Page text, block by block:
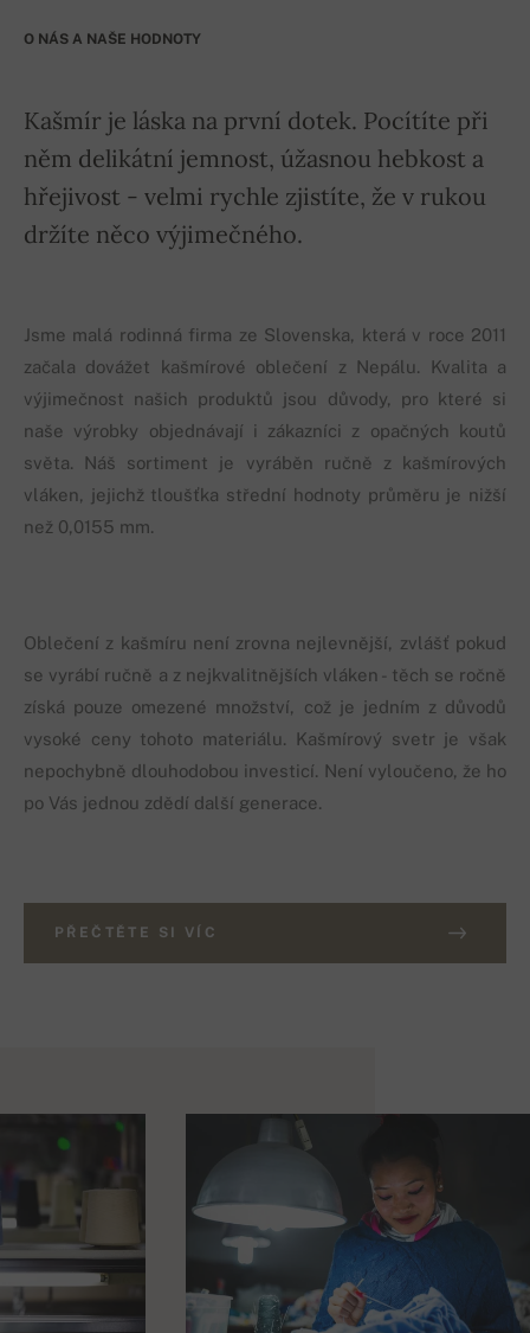
O NÁS A NAŠE HODNOTY
Kašmír je láska na první dotek. Pocítíte při
něm delikátní jemnost, úžasnou hebkost a
hřejivost - velmi rychle zjistíte, že v rukou
držíte něco výjimečného.
Jsme malá rodinná firma ze Slovenska, která v roce 2011
začala dovážet kašmírové oblečení z Nepálu. Kvalita a
výjimečnost našich produktů jsou důvody, pro které si
naše výrobky objednávají i zákazníci z opačných koutů
světa. Náš sortiment je vyráběn ručně z kašmírových
vláken, jejichž tloušťka střední hodnoty průměru je nižší
než 0,0155 mm.
Oblečení z kašmíru není zrovna nejlevnější, zvlášť pokud
se vyrábí ručně a z nejkvalitnějších vláken - těch se ročně
získá pouze omezené množství, což je jedním z důvodů
vysoké ceny tohoto materiálu. Kašmírový svetr je však
nepochybně dlouhodobou investicí. Není vyloučeno, že ho
po Vás jednou zdědí další generace.
PŘEČTĚTE SI VÍC